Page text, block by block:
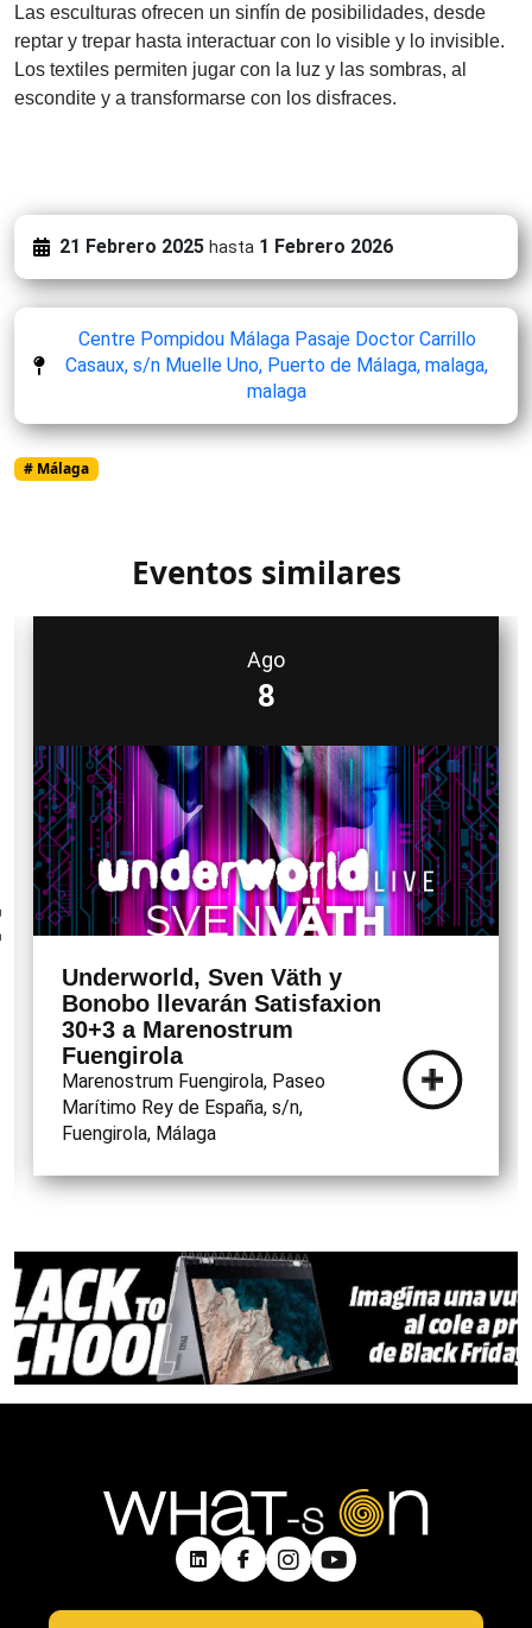
Las esculturas ofrecen un sinfín de posibilidades, desde
reptar y trepar hasta interactuar con lo visible y lo invisible.
Los textiles permiten jugar con la luz y las sombras, al
escondite y a transformarse con los disfraces.
21 Febrero 2025 hasta 1 Febrero 2026
Centre Pompidou Málaga Pasaje Doctor Carrillo
Casaux, s/n Muelle Uno, Puerto de Málaga, malaga,
malaga
# Málaga
Eventos similares
Ago
8
Underworld, Sven Väth y
Bonobo llevarán Satisfaxion
30+3 a Marenostrum
Fuengirola
Marenostrum Fuengirola, Paseo
Marítimo Rey de España, s/n,
Fuengirola, Málaga